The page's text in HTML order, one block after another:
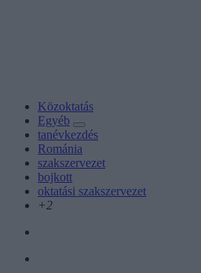
Közoktatás
Egyéb
tanévkezdés
Románia
szakszervezet
bojkott
oktatási szakszervezet
+2